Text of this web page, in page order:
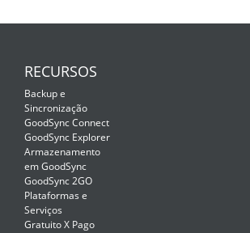
RECURSOS
Backup e
Sincronização
GoodSync Connect
GoodSync Explorer
Armazenamento
em GoodSync
GoodSync 2GO
Plataformas e
Serviços
Gratuito X Pago